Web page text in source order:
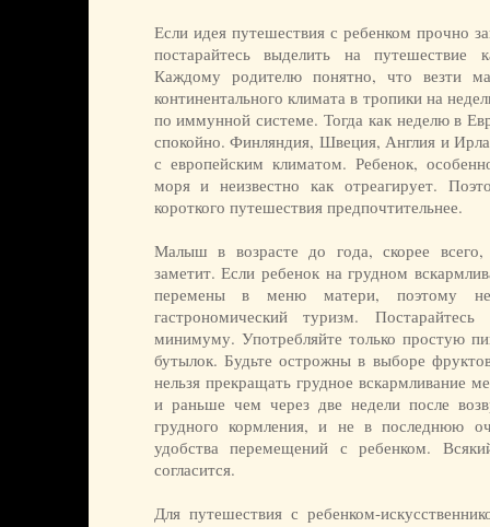
Если идея путешествия с ребенком прочно
постарайтесь выделить на
Каждому родителю понятно, что везти
континентального климата в тропики на
по иммунной системе. Тогда как неделю в
спокойно. Финляндия, Швеция, Англия и
с европейским климатом. Ребенок,
моря и неизвестно как отреагирует.
короткого путешествия предпочтительнее.
Малыш в возрасте до года, скорее
заметит. Если ребенок на грудном
перемены в меню матери, поэтому
гастрономический туризм.
минимуму. Употребляйте только простую
бутылок. Будьте острожны в выборе
нельзя прекращать грудное вскармливание
и раньше чем через две недели после
грудного кормления, и не в последнюю
удобства перемещений с ребенком.
согласится.
Для путешествия с ребенком-